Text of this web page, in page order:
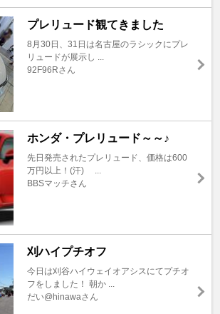
プレリュード観てきました
8月30日、31日は名古屋のラシックにプレ
リュードが展示し ...
92F96Rさん
ホンダ・プレリュード～～♪
先日発売されたプレリュード、価格は600
万円以上！(汗) ...
BBSマッチさん
刈ハイプチオフ
今日は刈谷ハイウェイオアシスにてプチオ
フをしました！ 朝か ...
だい@hinawaさん